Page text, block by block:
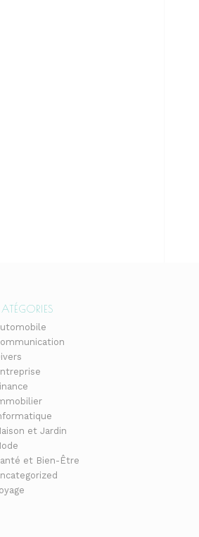
et Jardin
et Bien-Être